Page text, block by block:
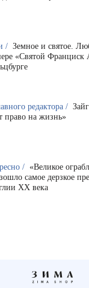
/ Земное и святое.
«Святой Франциск
редактора /
право на жизнь»
/ «Великое
самое дерзкое
XX века